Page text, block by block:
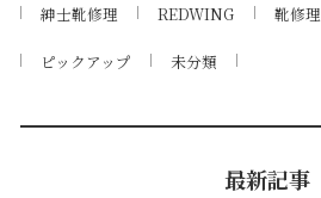
紳士靴修理 REDWING 靴修理
ピックアップ 未分類
最新記事